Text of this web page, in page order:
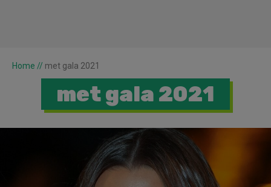
Home // met gala 2021
met gala 2021